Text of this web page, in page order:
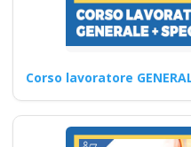
Nuovi
della
Corso lavoratore